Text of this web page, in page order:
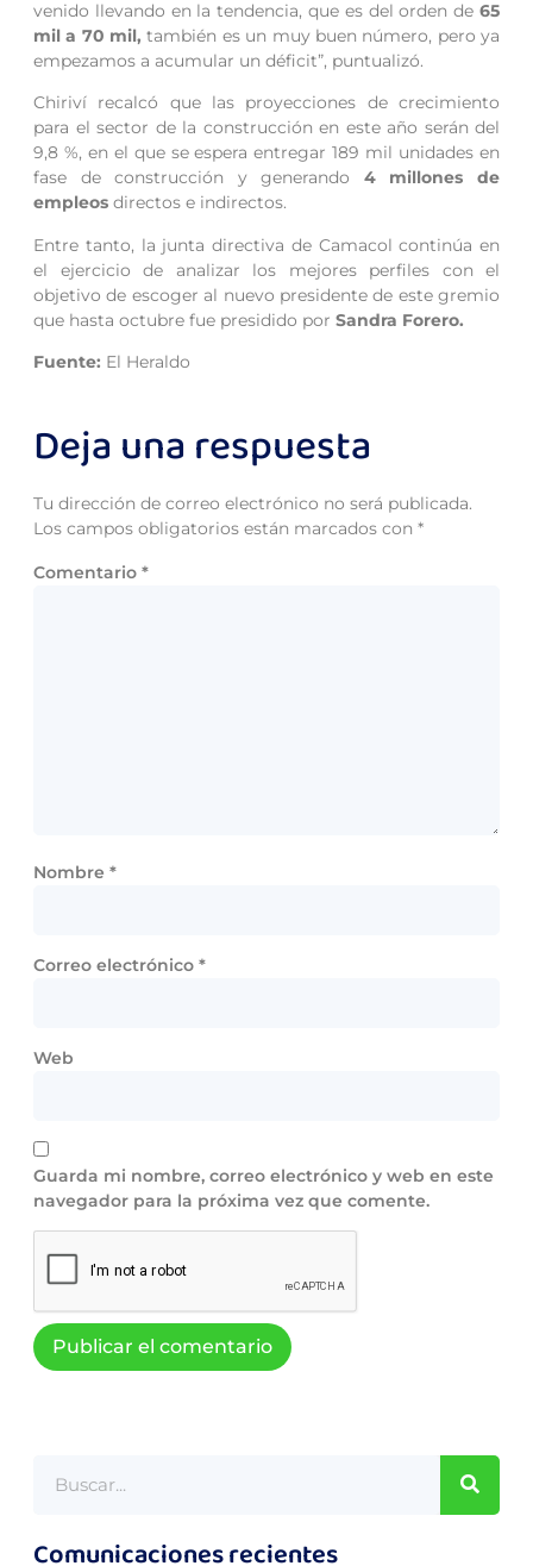
venido llevando en la tendencia, que es del orden de 65
mil a 70 mil,también es un muy buen número, pero ya
empezamos a acumular un déficit”, puntualizó.
Chiriví recalcó que las proyecciones de crecimiento
para el sector de la construcción en este año serán del
9,8 %, en el que se espera entregar 189 mil unidades en
fase de construcción y generando 4 millones de
empleos directos e indirectos.
Entre tanto, la junta directiva de Camacol continúa en
el ejercicio de analizar los mejores perfiles con el
objetivo de escoger al nuevo presidente de este gremio
que hasta octubre fue presidido por Sandra Forero.
Fuente: El Heraldo
Deja una respuesta
Tu dirección de correo electrónico no será publicada.
Los campos obligatorios están marcados con *
Comentario *
Nombre *
Correo electrónico *
Web
Guarda mi nombre, correo electrónico y web en este
navegador para la próxima vez que comente.
Comunicaciones recientes